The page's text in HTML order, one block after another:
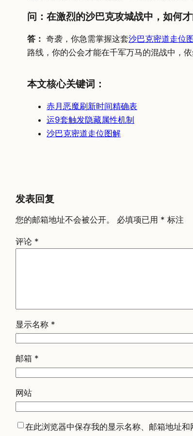
问：在激烈的沙巴克攻城战中，如何
答： 奇袭，你急需掌握这套沙巴克密道走位
路线，你的公会才能在千军万马的混战中，
本文核心关键词：
赤月恶魔刷新时间精确表
运9套触发隐藏属性机制
沙巴克密道走位图解
发表回复
您的邮箱地址不会被公开。 必填项已用 * 标注
评论 *
显示名称 *
邮箱 *
网站
在此浏览器中保存我的显示名称、邮箱地址和